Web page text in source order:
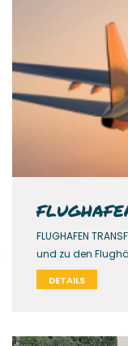
FLUGHAFEN
und zu den
DETAILS